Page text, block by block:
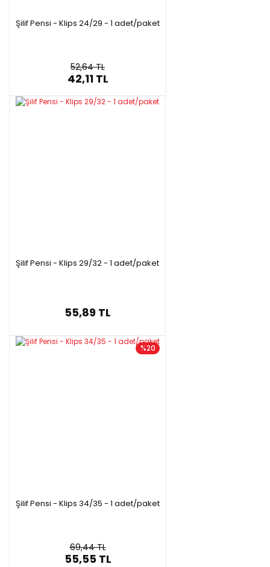
Şilif Pensi - Klips 24/29 - 1 adet/paket
52,64 TL
42,11 TL
Şilif Pensi - Klips 29/32 - 1 adet/paket
55,89 TL
%20
Şilif Pensi - Klips 34/35 - 1 adet/paket
69,44 TL
55,55 TL